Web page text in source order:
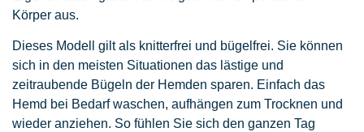
Körper aus.
Dieses Modell gilt als knitterfrei und bügelfrei. Sie können
sich in den meisten Situationen das lästige und
zeitraubende Bügeln der Hemden sparen. Einfach das
Hemd bei Bedarf waschen, aufhängen zum Trocknen und
wieder anziehen. So fühlen Sie sich den ganzen Tag